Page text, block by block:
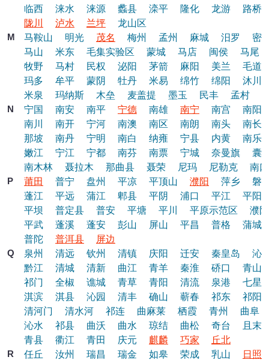
临西
涞水 涞源 蠡县 滦平 隆化 龙游
路桥
陇川
泸水 兰坪
龙山区
M
马鞍山 明光 茂名 梅州 孟州 麻城 汨罗
密
马山
米东 毛集实验区 蒙城 马店 闽侯
马尾
牧野
马村 民权 泌阳 茅箭 麻阳 美兰
毛道
玛多
牟平 蒙阴 牡丹 米易 绵竹 绵阳
沐川
米泉
玛纳斯 木垒 麦盖提 墨玉 民丰 孟村
N
宁国 南安 南平 宁德 南雄 南宁 南宫
南阳
南川
南开 宁河 南澳 南区 南朗 南头
南长
那坡
南丹 宁明 南白 纳雍 宁县 内黄
南乐
嫩江
宁江 宁都 南芬 南票 宁城 奈曼旗
囊
南木林
聂拉木 那曲县 聂荣 尼玛 尼勒克
南口
P
莆田 普宁 盘州 平凉 平顶山 濮阳 萍乡
磐
蓬江
平远 蒲江 郫县 平阴 浦口 平江
平阳
平坝
普定县 普安 平塘 平川 平原示范区
濮
平武
蓬溪 蓬安 彭山 屏山 平昌 普格
蒲城
普陀
普洱县
屏边
Q
泉州 清远 钦州 清镇 庆阳 迁安 秦皇岛
沁
黔江
清城 清新 曲江 青羊 秦淮 硚口
青山
祁门
全椒 谯城 青草 青阳 清流 泉港
七星
淇滨
淇县 沁园 清丰 确山 蕲春 祁东
祁阳
清河门
清水河 祁连 曲麻莱 栖霞 青州
曲阜
沁水
祁县 曲沃 曲水 琼结 曲松 奇台
且末
青县
衢江 青田 庆元 麒麟 巧家
丘北
R
任丘 汝州 瑞昌 瑞金 如皋 荣成 乳山
日照